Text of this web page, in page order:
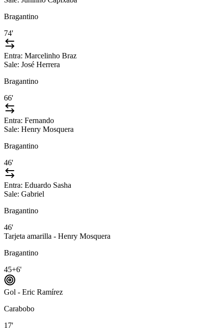
Bragantino
74'
Entra: Marcelinho Braz
Sale: José Herrera
Bragantino
66'
Entra: Fernando
Sale: Henry Mosquera
Bragantino
46'
Entra: Eduardo Sasha
Sale: Gabriel
Bragantino
46'
Tarjeta amarilla - Henry Mosquera
Bragantino
45+6'
Gol - Eric Ramírez
Carabobo
17'